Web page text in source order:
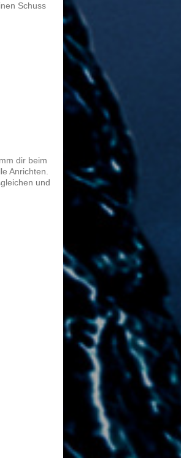
Schuss
dir beim
Anrichten.
und